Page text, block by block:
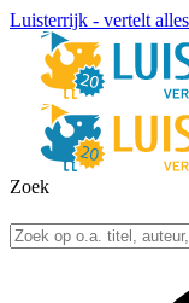
Luisterrijk - vertelt alles
Zoek